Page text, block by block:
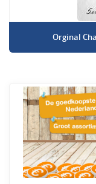
Orginal